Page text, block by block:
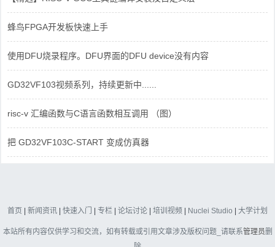
蜂鸟FPGA开发板快速上手
使用DFU烧录程序。DFU界面的DFU device没有内容
GD32VF103视频系列，持续更新中......
risc-v 汇编函数与C语言函数相互调用 （图）
把 GD32VF103C-START 变成仿真器
首页 | 新闻资讯 | 快速入门 | 专栏 | 论坛讨论 | 培训视频 | Nuclei Studio | 大学计划
本站所有内容仅供学习和交流，如有转载或引用文章涉及版权问题_请联系管理员删